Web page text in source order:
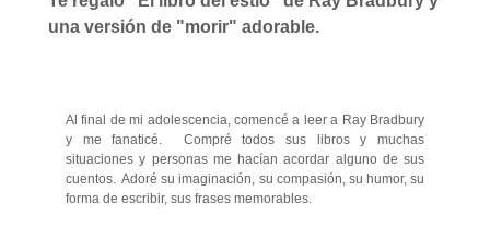
una versión de "morir" adorable.
Al final de mi adolescencia, comencé a leer a Ray Bradbury
y me fanaticé. Compré todos sus libros y muchas
situaciones y personas me hacían acordar alguno de sus
cuentos. Adoré su imaginación, su compasión, su humor, su
forma de escribir, sus frases memorables.